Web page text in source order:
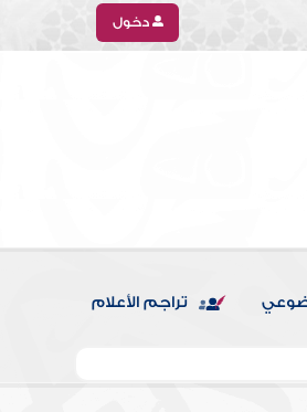
دخول
تراجم الأعلام